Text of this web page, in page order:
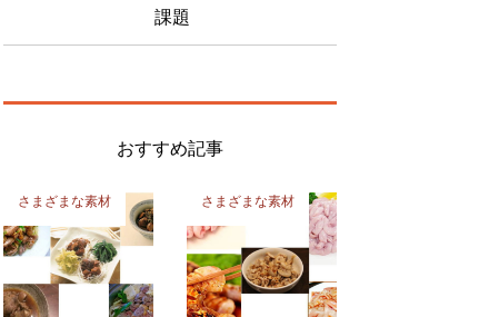
課題
おすすめ記事
さまざまな素材 さまざまな素材